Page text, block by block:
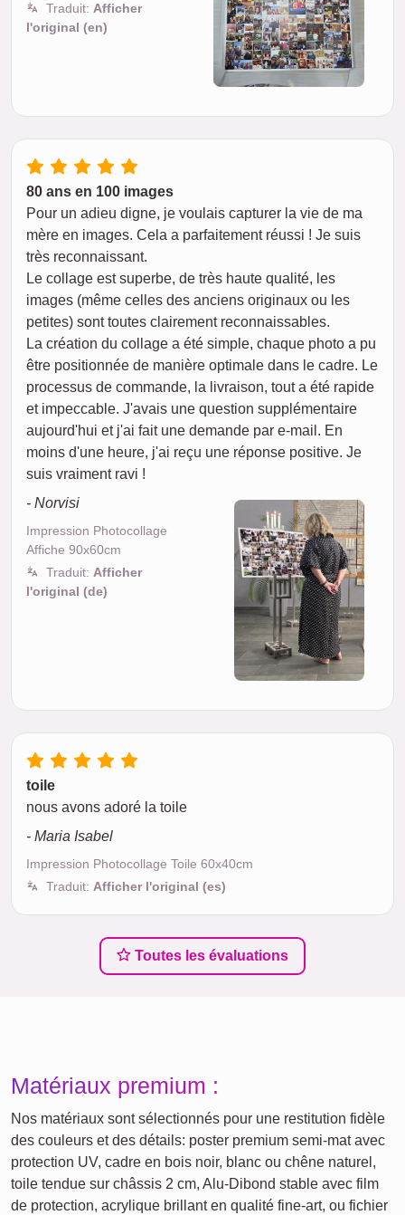
Traduit: Afficher
l'original (en)
80 ans en 100 images
Pour un adieu digne, je voulais capturer la vie de ma
mère en images. Cela a parfaitement réussi ! Je suis
très reconnaissant.
Le collage est superbe, de très haute qualité, les
images (même celles des anciens originaux ou les
petites) sont toutes clairement reconnaissables.
La création du collage a été simple, chaque photo a pu
être positionnée de manière optimale dans le cadre. Le
processus de commande, la livraison, tout a été rapide
et impeccable. J'avais une question supplémentaire
aujourd'hui et j'ai fait une demande par e-mail. En
moins d'une heure, j'ai reçu une réponse positive. Je
suis vraiment ravi !
- Norvisi
Impression Photocollage
Affiche 90x60cm
Traduit: Afficher
l'original (de)
toile
nous avons adoré la toile
- Maria Isabel
Impression Photocollage Toile 60x40cm
Traduit: Afficher l'original (es)
Toutes les évaluations
Matériaux premium :
Nos matériaux sont sélectionnés pour une restitution fidèle
des couleurs et des détails: poster premium semi-mat avec
protection UV, cadre en bois noir, blanc ou chêne naturel,
toile tendue sur châssis 2 cm, Alu-Dibond stable avec film
de protection, acrylique brillant en qualité fine-art, ou fichier